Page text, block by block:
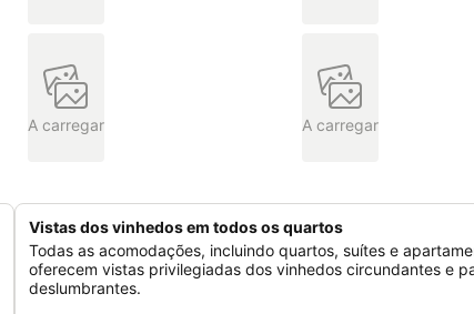
A carregar A carregar
Vistas dos vinhedos em todos os quartos
Todas as acomodações, incluindo quartos, suítes e
oferecem vistas privilegiadas dos vinhedos circundantes e
deslumbrantes.